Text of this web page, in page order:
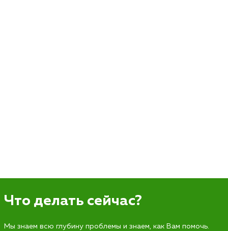
Что делать сейчас?
Мы знаем всю глубину проблемы и знаем, как Вам помочь.